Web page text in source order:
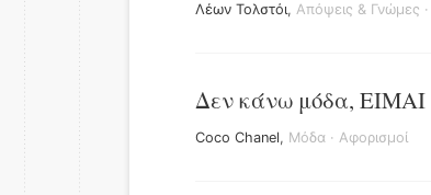
Λέων Τολστόι, Απόψεις & Γνώμες ·
Δεν κάνω μόδα, ΕΙΜΑΙ
Coco Chanel, Μόδα · Αφορισμοί